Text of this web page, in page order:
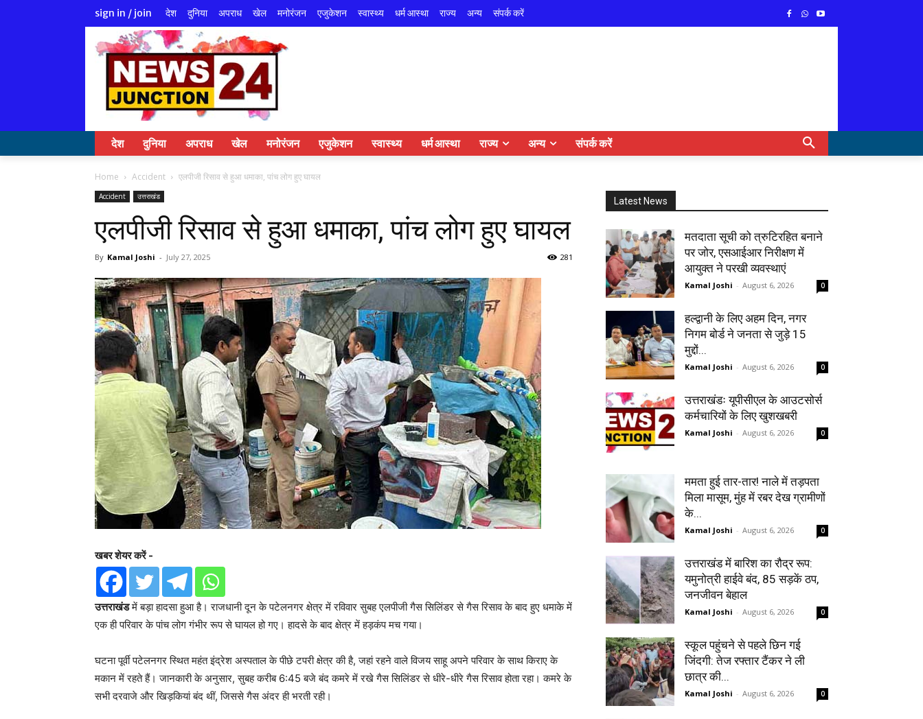
sign in / join देश दुनिया अपराध खेल मनोरंजन एजुकेशन स्वास्थ्य धर्म आस्था राज्य अन्य संपर्क करें
देश दुनिया अपराध खेल मनोरंजन एजुकेशन स्वास्थ्य धर्म आस्था राज्य अन्य संपर्क करें
Home Accident एलपीजी रिसाव से हुआ धमाका, पांच लोग हुए घायल
Accident उत्तराखंड
एलपीजी रिसाव से हुआ धमाका, पांच लोग हुए घायल
By Kamal Joshi - July 27, 2025 281
खबर शेयर करें -
उत्तराखंडमें बड़ा हादसा हुआ है। राजधानी दून के पटेलनगर क्षेत्र में रविवार सुबह एलपीजी गैस सिलिंडर से गैस रिसाव के बाद हुए धमाके में
एक ही परिवार के पांच लोग गंभीर रूप से घायल हो गए। हादसे के बाद क्षेत्र में हड़कंप मच गया।
घटना पूर्वी पटेलनगर स्थित महंत इंद्रेश अस्पताल के पीछे टपरी क्षेत्र की है, जहां रहने वाले विजय साहू अपने परिवार के साथ किराए के
मकान में रहते हैं। जानकारी के अनुसार, सुबह करीब 6:45 बजे बंद कमरे में रखे गैस सिलिंडर से धीरे-धीरे गैस रिसाव होता रहा। कमरे के
सभी दरवाजे और खिड़कियां बंद थीं, जिससे गैस अंदर ही भरती रही।
Latest News
मतदाता सूची को त्रुटिरहित बनाने
पर जोर, एसआईआर निरीक्षण में
आयुक्त ने परखी व्यवस्थाएं
Kamal Joshi - August 6, 2026 0
हल्द्वानी के लिए अहम दिन, नगर
निगम बोर्ड ने जनता से जुड़े 15
मुद्दों...
Kamal Joshi - August 6, 2026 0
उत्तराखंडः यूपीसीएल के आउटसोर्स
कर्मचारियों के लिए खुशखबरी
Kamal Joshi - August 6, 2026 0
ममता हुई तार-तार! नाले में तड़पता
मिला मासूम, मुंह में रबर देख ग्रामीणों
के...
Kamal Joshi - August 6, 2026 0
उत्तराखंड में बारिश का रौद्र रूप:
यमुनोत्री हाईवे बंद, 85 सड़कें ठप,
जनजीवन बेहाल
Kamal Joshi - August 6, 2026 0
स्कूल पहुंचने से पहले छिन गई
जिंदगी: तेज रफ्तार टैंकर ने ली
छात्र की...
Kamal Joshi - August 6, 2026 0